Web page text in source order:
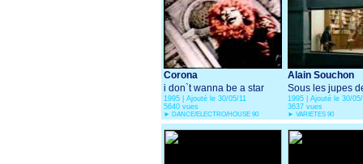
Corona
i don`t wanna be a star
1995 | Ajouté le 30/05/11
5640 vues
► DANCE/ELECTRO/HOUSE 90
Alain Souchon
Sous les jupes
1995 | Ajouté le 30/
3637 vues
► VARIETES 90